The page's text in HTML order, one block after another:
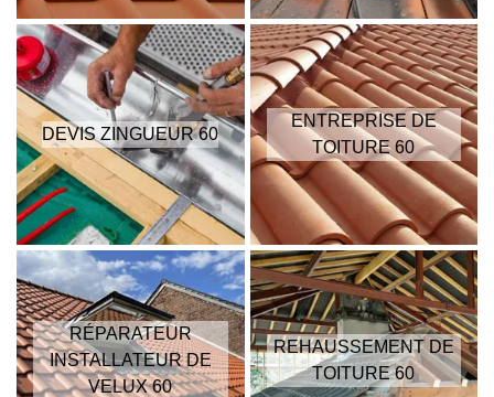
DEVIS ZINGUEUR 60
ENTREPRISE DE
TOITURE 60
RÉPARATEUR
INSTALLATEUR DE
VELUX 60
REHAUSSEMENT DE
TOITURE 60